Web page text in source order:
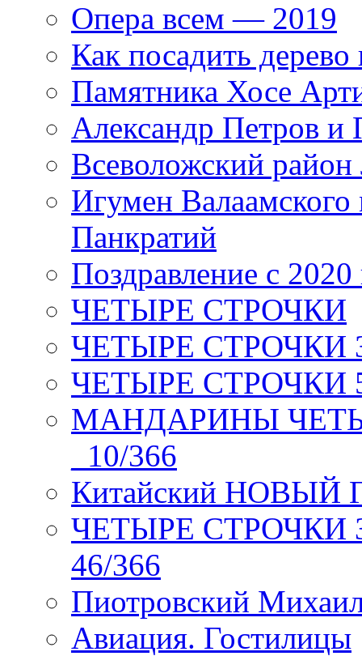
Опера всем — 2019
Как посадить дерево
Памятника Хосе
Александр Петров и
Всеволожский район
Игумен
Панкратий
Поздравление с 2020
ЧЕТЫРЕ СТРОЧКИ
ЧЕТЫРЕ СТРОЧКИ 3
ЧЕТЫРЕ СТРОЧКИ 5
МАНДАРИНЫ
_10/366
Китайский НОВЫЙ
ЧЕТЫРЕ СТРОЧКИ
46/366
Пиотровский
Авиация. Гостилицы